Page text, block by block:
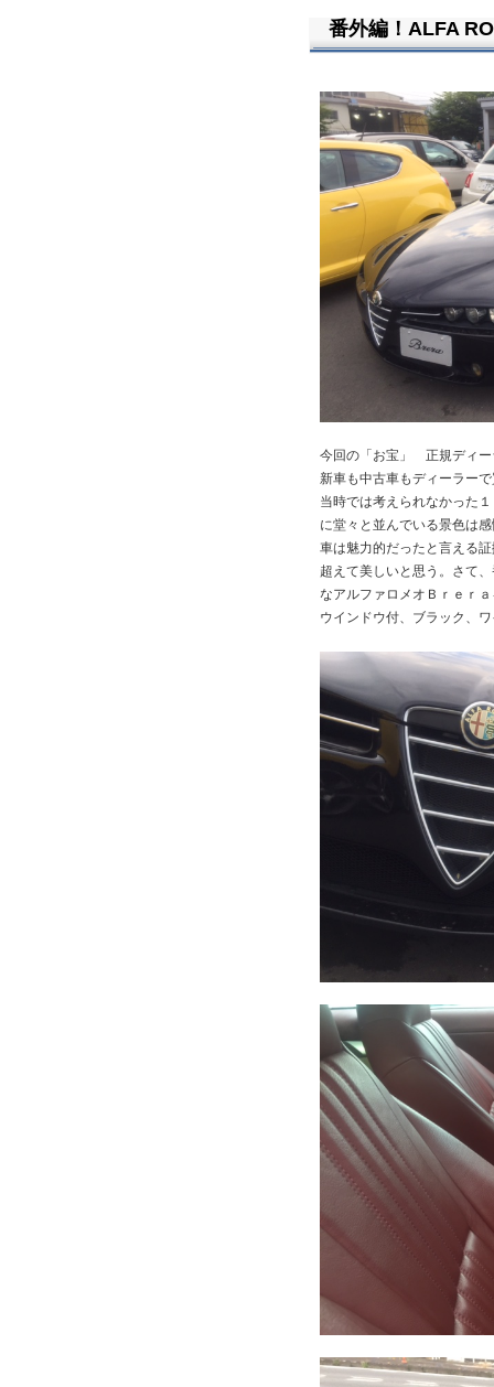
番外編！ALFA
今回の「お宝」 正規ディー
新車も中古車もディーラー
当時では考えられなかった
に堂々と並んでいる景色は
車は魅力的だったと言える
超えて美しいと思う。さて
なアルファロメオＢｒｅｒ
ウインドウ付、ブラック、